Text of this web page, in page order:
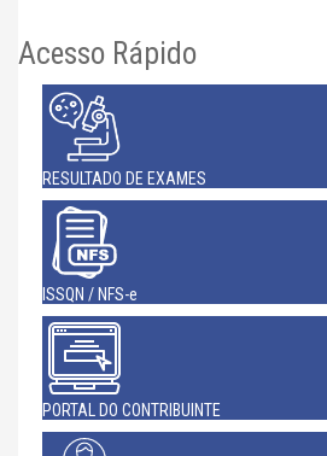
Acesso Rápido
RESULTADO DE EXAMES
ISSQN / NFS-e
PORTAL DO CONTRIBUINTE